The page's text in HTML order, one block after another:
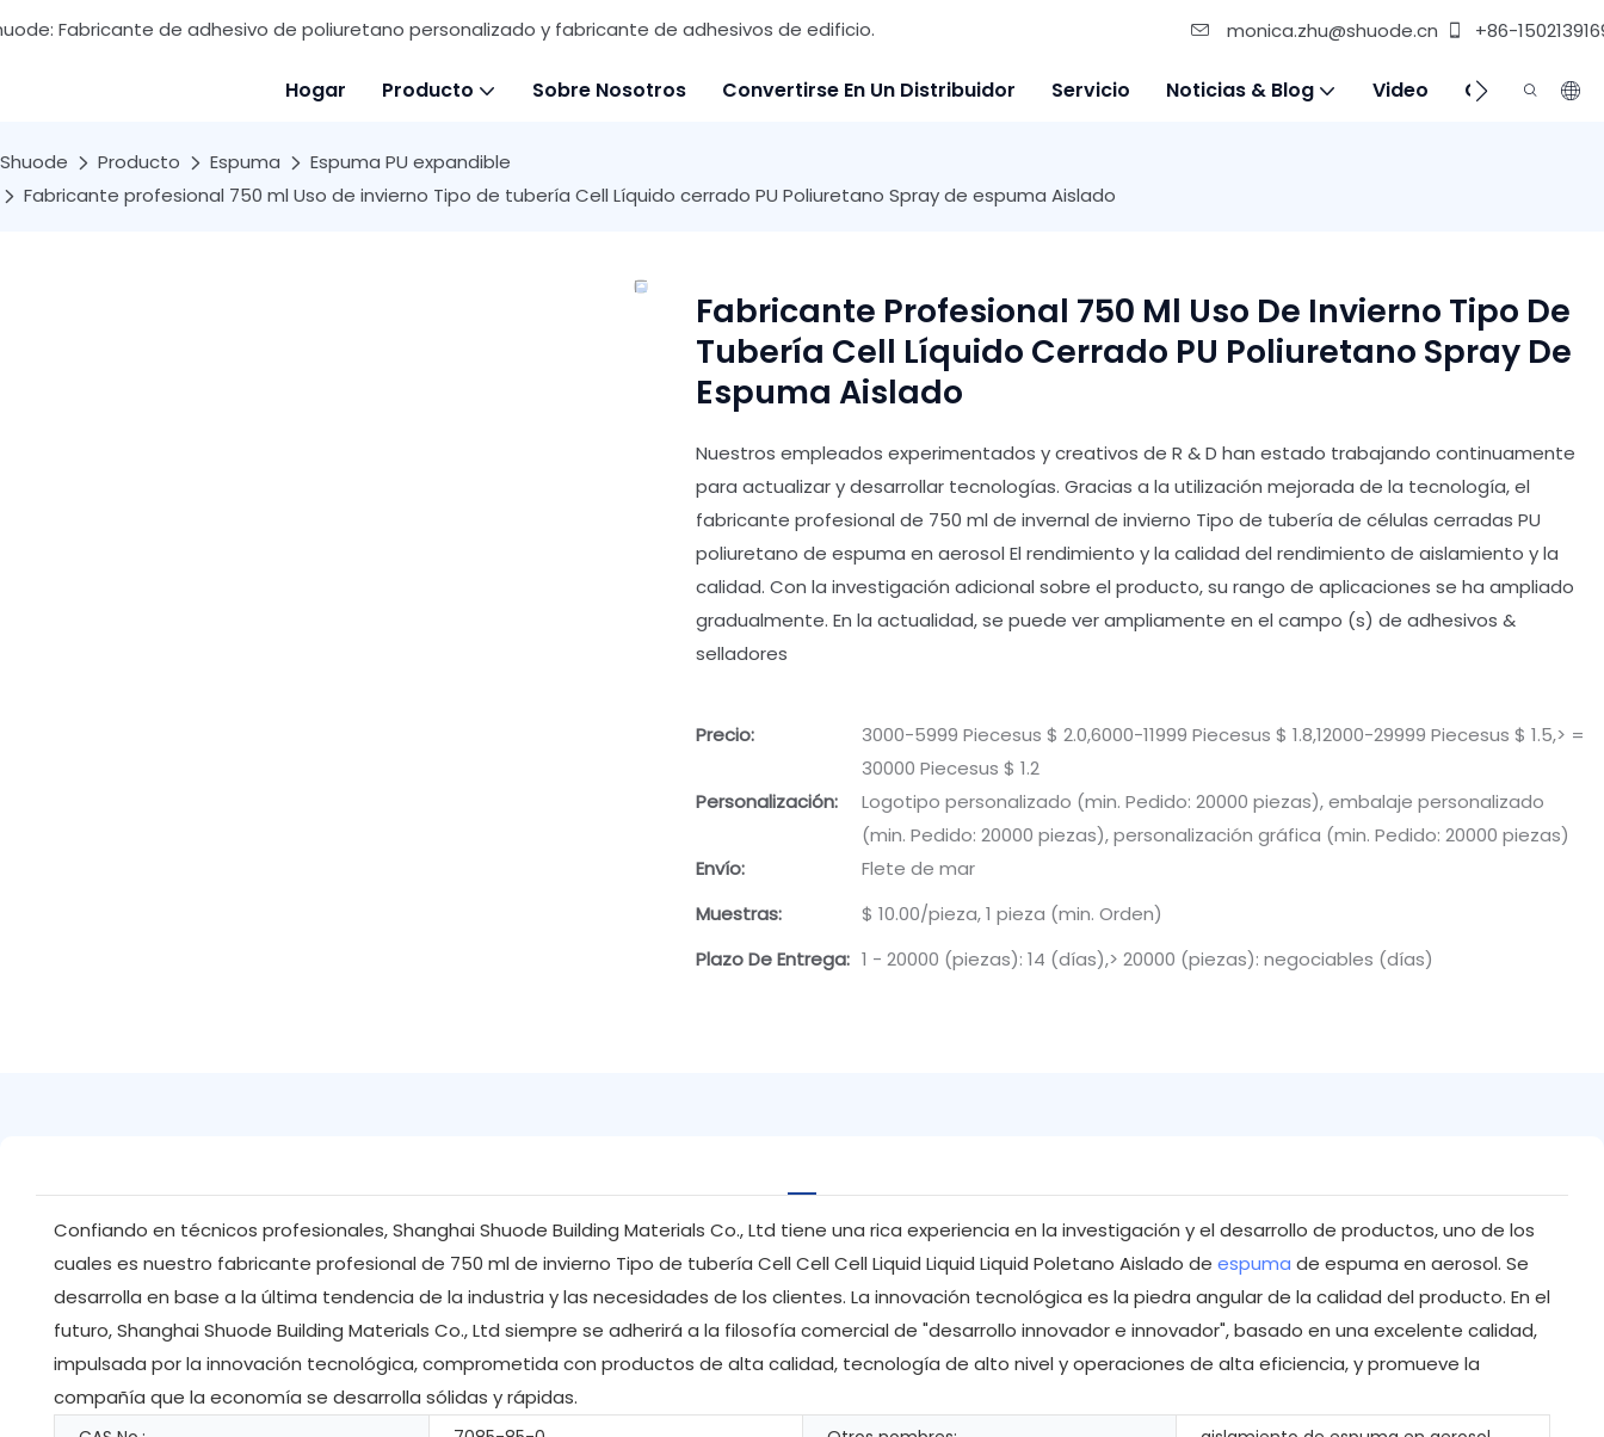
Fabricante de adhesivo de poliuretano personalizado y fabricante de adhesivos de edificio. monica.zhu@shuode.cn +86-
Hogar Producto Sobre Nosotros Convertirse En Un Distribuidor Servicio Noticias & Blog Video Contáctenos
Shuode Producto Espuma
Espuma PU expandible
Fabricante profesional 750 ml Uso de invierno Tipo de tubería Cell Líquido cerrado PU Poliuretano Spray de espuma Aislado
Fabricante Profesional 750 Ml Uso De Invierno Tipo De
Tubería Cell Líquido Cerrado PU Poliuretano Spray De
Espuma Aislado
Nuestros empleados experimentados y creativos de R & D han estado trabajando continuamente
para actualizar y desarrollar tecnologías. Gracias a la utilización mejorada de la tecnología, el
fabricante profesional de 750 ml de invernal de invierno Tipo de tubería de células cerradas PU
poliuretano de espuma en aerosol El rendimiento y la calidad del rendimiento de aislamiento y la
calidad. Con la investigación adicional sobre el producto, su rango de aplicaciones se ha ampliado
gradualmente. En la actualidad, se puede ver ampliamente en el campo (s) de adhesivos &
selladores
Precio:
3000-5999 Piecesus $ 2.0,6000-11999 Piecesus $ 1.8,12000-29999 Piecesus $ 1.5,> =
30000 Piecesus $ 1.2
Personalización:
Logotipo personalizado (min. Pedido: 20000 piezas), embalaje personalizado
(min. Pedido: 20000 piezas), personalización gráfica (min. Pedido: 20000 piezas)
Envío:
Flete de mar
Muestras:
$ 10.00/pieza, 1 pieza (min. Orden)
Plazo De Entrega: 1 - 20000 (piezas): 14 (días),> 20000 (piezas): negociables (días)
Confiando en técnicos profesionales, Shanghai Shuode Building Materials Co., Ltd tiene una rica experiencia en la investigación y el desarrollo de productos, uno de los
cuales es nuestro fabricante profesional de 750 ml de invierno Tipo de tubería Cell Cell Cell Liquid Liquid Liquid Poletano Aislado de espuma de espuma en aerosol. Se
desarrolla en base a la última tendencia de la industria y las necesidades de los clientes. La innovación tecnológica es la piedra angular de la calidad del producto. En el
futuro, Shanghai Shuode Building Materials Co., Ltd siempre se adherirá a la filosofía comercial de "desarrollo innovador e innovador", basado en una excelente calidad,
impulsada por la innovación tecnológica, comprometida con productos de alta calidad, tecnología de alto nivel y operaciones de alta eficiencia, y promueve la
compañía que la economía se desarrolla sólidas y rápidas.